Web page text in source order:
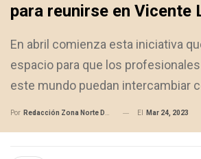
para reunirse en Vicente
En abril comienza esta iniciativa
espacio para que los
este mundo puedan intercambiar
Por Redacción Zona Norte Daily El Mar 24, 2023